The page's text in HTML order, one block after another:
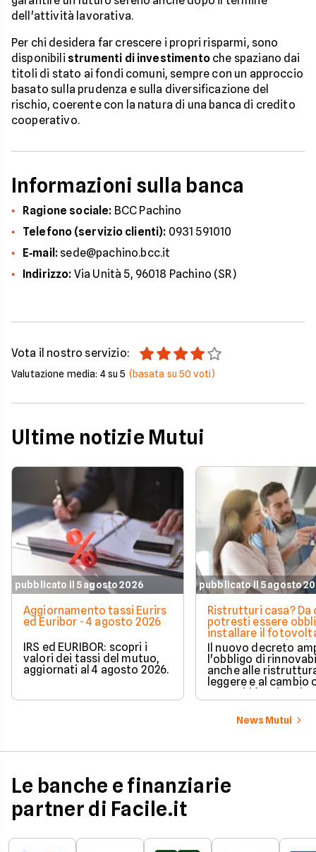
dell'attività lavorativa.
Per chi desidera far crescere i propri risparmi, sono
disponibili strumenti di investimentoche spaziano dai
titoli di stato ai fondi comuni, sempre con un approccio
basato sulla prudenza e sulla diversificazione del
rischio, coerente con la natura di una banca di credito
cooperativo.
Informazioni sulla banca
Ragione sociale: BCC Pachino
Telefono (servizio clienti): 0931 591010
E‑mail: sede@pachino.bcc.it
Indirizzo: Via Unità 5, 96018 Pachino (SR)
Vota il nostro servizio:
Valutazione media: 4su 5 (basata su50 voti)
Ultime notizie Mutui
pubblicato il 5 agosto 2026
Aggiornamento tassi Eurirs
ed Euribor - 4 agosto 2026
IRS ed EURIBOR: scopri i
valori dei tassi del mutuo,
aggiornati al 4 agosto 2026.
pubblicato il 5 agosto
Ristrutturi casa? Da
potresti essere
installare il
nuova norma che
milioni di italiani
Il nuovo decreto
l'obbligo di
anche alle
leggere e al cambio
ecco chi è
cambia in pratica.
News Mutui
Le banche e finanziarie
partner di Facile.it